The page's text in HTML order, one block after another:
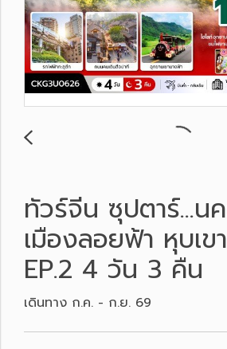
ทัวร์จีน ซุปตาร์...น
เมืองลอยฟ้า หุบเข
EP.2 4 วัน 3 คืน
เดินทาง ก.ค. - ก.ย. 69